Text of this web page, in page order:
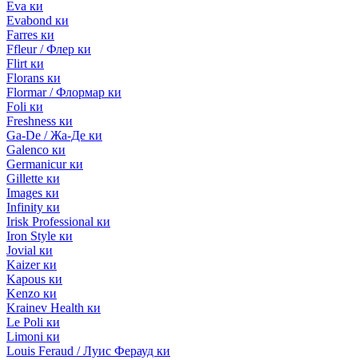
Eva ки
Evabond ки
Farres ки
Ffleur / Флер ки
Flirt ки
Florans ки
Flormar / Флормар ки
Foli ки
Freshness ки
Ga-De / Жа-Де ки
Galenco ки
Germanicur ки
Gillette ки
Images ки
Infinity ки
Irisk Professional ки
Iron Style ки
Jovial ки
Kaizer ки
Kapous ки
Kenzo ки
Krainev Health ки
Le Poli ки
Limoni ки
Louis Feraud / Луис Ферауд ки